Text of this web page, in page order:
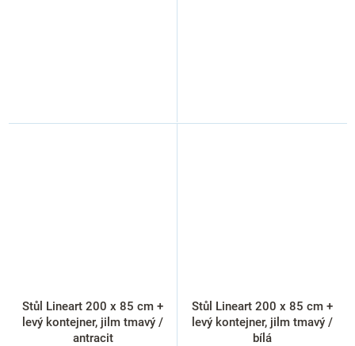
Stůl Lineart 200 x 85 cm +
levý kontejner, jilm tmavý /
antracit
Stůl Lineart 200 x 85 cm +
levý kontejner, jilm tmavý /
bílá